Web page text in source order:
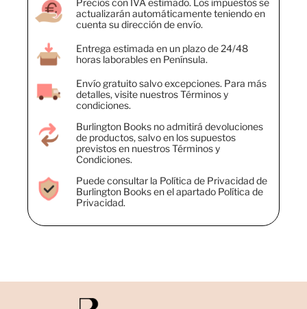
Precios con IVA estimado. Los impuestos se
actualizarán automáticamente teniendo en
cuenta su dirección de envío.
Entrega estimada en un plazo de 24/48
horas laborables en Península.
Envío gratuito salvo excepciones. Para más
detalles, visite nuestros Términos y
condiciones.
Burlington Books no admitirá devoluciones
de productos, salvo en los supuestos
previstos en nuestros Términos y
Condiciones.
Puede consultar la Política de Privacidad de
Burlington Books en el apartado Política de
Privacidad.